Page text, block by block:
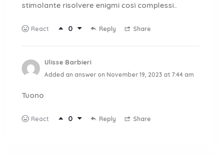
stimolante risolvere enigmi così complessi..
React 0 Reply Share
Ulisse Barbieri
Added an answer on November 19, 2023 at 7:44 am
Tuono
React 0 Reply Share